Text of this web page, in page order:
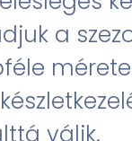
a
válik.